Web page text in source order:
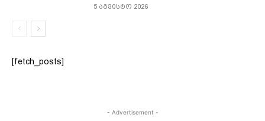
5 აგვისტო 2026
[fetch_posts]
- Advertisement -